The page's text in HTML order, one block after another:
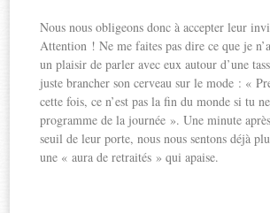
Nous nous obligeons donc à accepter leur
Attention ! Ne me faites pas dire ce que je
un plaisir de parler avec eux autour d’une
juste brancher son cerveau sur le mode : «
cette fois, ce n’est pas la fin du monde si tu
programme de la journée ». Une minute
seuil de leur porte, nous nous sentons déjà
une « aura de retraités » qui apaise.